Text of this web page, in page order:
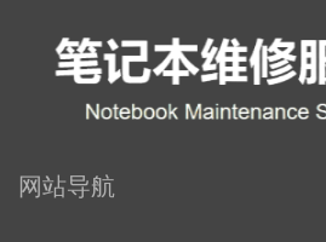
网站导航